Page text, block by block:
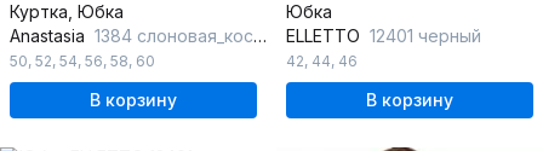
Куртка, Юбка
Anastasia 1384 слоновая_кость
50, 52, 54, 56, 58, 60
В корзину
Юбка
ELLETTO 12401 черный
42, 44, 46
В корзину